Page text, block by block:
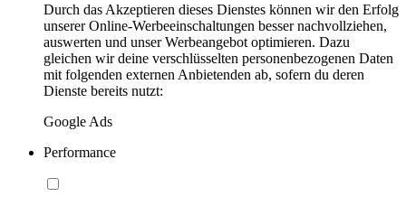
Durch das Akzeptieren dieses Dienstes können wir den Erfolg
unserer Online-Werbeeinschaltungen besser nachvollziehen,
auswerten und unser Werbeangebot optimieren. Dazu
gleichen wir deine verschlüsselten personenbezogenen Daten
mit folgenden externen Anbietenden ab, sofern du deren
Dienste bereits nutzt:
Google Ads
Performance